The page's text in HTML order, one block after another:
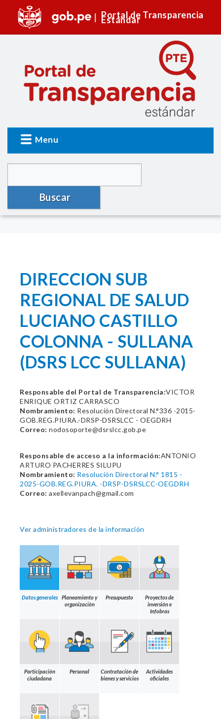
Portal de Transparencia
Estándar
Menu
Buscar
DIRECCION SUB
REGIONAL DE SALUD
LUCIANO CASTILLO
COLONNA - SULLANA
(DSRS LCC SULLANA)
Responsable del Portal de Transparencia:VICTOR
ENRIQUE ORTIZ CARRASCO
Nombramiento: Resolución Directoral N.°336 -2015-
GOB.REG.PIURA.-DRSP-DSRSLCC - OEGDRH
Correo: nodosoporte@dsrslcc.gob.pe
Responsable de acceso a la información:ANTONIO
ARTURO PACHERRES SILUPU
Nombramiento: Resolución Directoral N.° 1815 -
2025-GOB.REG.PIURA. -DRSP-DSRSLCC-OEGDRH
Correo: axellevanpach@gmail.com
Ver administradores de la información
Datos generales
Planeamiento y
organización
Presupuesto
Proyectos de
inversión e
Infobras
Participación
ciudadana
Personal
Contratación de
bienes y servicios
Actividades
oficiales